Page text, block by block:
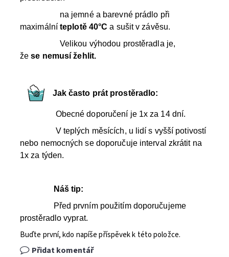
na jemné a barevné prádlo při
maximální teplotě 40°C a sušit v závěsu.
Velikou výhodou prostěradla je,
žese nemusí žehlit.
Jak často prát prostěradlo:
Obecné doporučení je 1x za 14 dní.
V teplých měsících, u lidí s vyšší potivostí
nebo nemocných se doporučuje interval zkrátit na
1x za týden.
Náš tip:
Před prvním použitím doporučujeme
prostěradlo vyprat.
Buďte první, kdo napíše příspěvek k této položce.
Přidat komentář